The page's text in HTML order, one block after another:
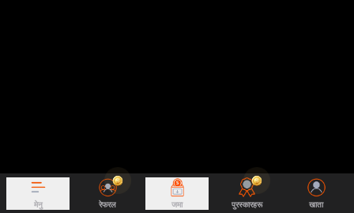
मेनु रेफरल जमा पुरस्कारहरू खाता